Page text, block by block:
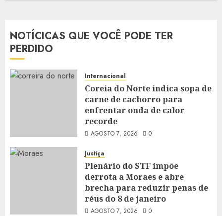
NOTÍCICAS QUE VOCÊ PODE TER
PERDIDO
Internacional
Coreia do Norte indica sopa de
carne de cachorro para
enfrentar onda de calor
recorde
AGOSTO 7, 2026 0
Justiça
Plenário do STF impõe
derrota a Moraes e abre
brecha para reduzir penas de
réus do 8 de janeiro
AGOSTO 7, 2026 0